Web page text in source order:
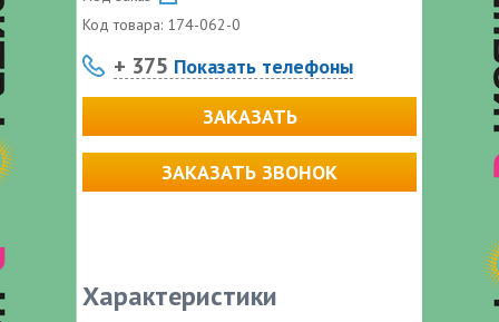
Код товара: 174-062-0
+ 375 Показать телефоны
ЗАКАЗАТЬ
ЗАКАЗАТЬ ЗВОНОК
Характеристики